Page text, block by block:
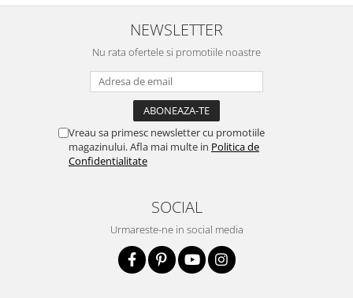
NEWSLETTER
Nu rata ofertele si promotiile noastre
Vreau sa primesc newsletter cu promotiile
magazinului. Afla mai multe in Politica de
Confidentialitate
SOCIAL
Urmareste-ne in social media